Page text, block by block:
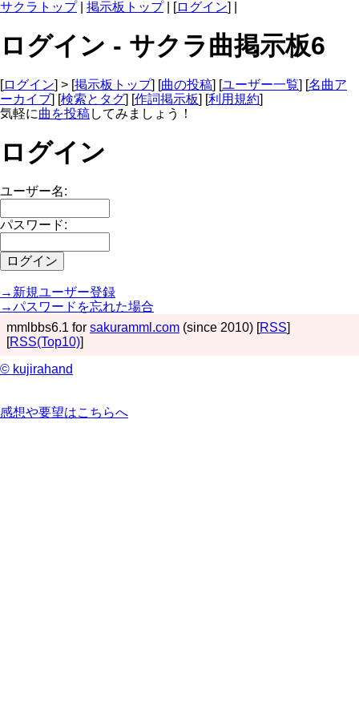
サクラトップ| 掲示板トップ| [ログイン] |
ログイン - サクラ曲掲示板6
[ログイン] > [掲示板トップ] [曲の投稿] [ユーザー一覧] [名曲ア
ーカイブ] [検索とタグ] [作詞掲示板] [利用規約]
気軽に曲を投稿してみましょう！
ログイン
ユーザー名:
パスワード:
→新規ユーザー登録
→パスワードを忘れた場合
mmlbbs6.1 for sakuramml.com (since 2010) [RSS]
[RSS(Top10)]
© kujirahand
感想や要望はこちらへ